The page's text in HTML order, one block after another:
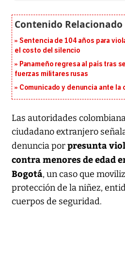
Sentencia de 104 años para
el costo del silencio
Panameño regresa al país tras
fuerzas militares rusas
Comunicado y denuncia ante la
Las autoridades
ciudadano extranjero
denuncia porpresunta
contra menores de edad
Bogotá, un caso que
protección de la niñez,
cuerpos de seguridad.